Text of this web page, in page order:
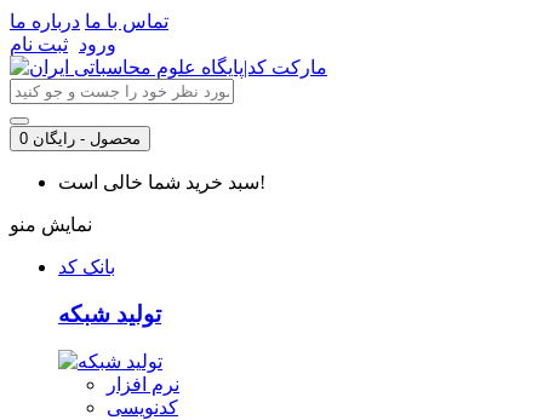
تماس با ما درباره ما
ورود ثبت نام
0 محصول - رایگان
سبد خرید شما خالی است!
نمایش منو
بانک کد
تولید شبکه
نرم افزار
کدنویسی